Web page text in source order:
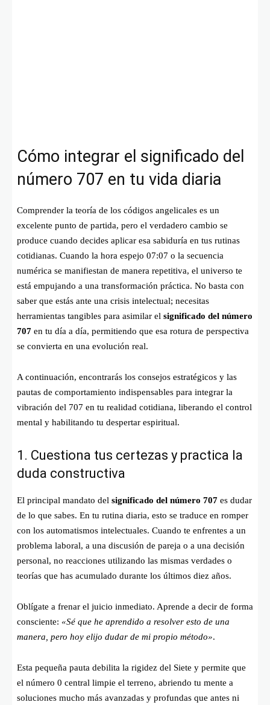
Cómo integrar el significado del
número 707 en tu vida diaria
Comprender la teoría de los códigos angelicales es un
excelente punto de partida, pero el verdadero cambio se
produce cuando decides aplicar esa sabiduría en tus rutinas
cotidianas. Cuando la hora espejo 07:07 o la secuencia
numérica se manifiestan de manera repetitiva, el universo te
está empujando a una transformación práctica. No basta con
saber que estás ante una crisis intelectual; necesitas
herramientas tangibles para asimilar el significado del número
707 en tu día a día, permitiendo que esa rotura de perspectiva
se convierta en una evolución real.
A continuación, encontrarás los consejos estratégicos y las
pautas de comportamiento indispensables para integrar la
vibración del 707 en tu realidad cotidiana, liberando el control
mental y habilitando tu despertar espiritual.
1. Cuestiona tus certezas y practica la
duda constructiva
El principal mandato del significado del número 707 es dudar
de lo que sabes. En tu rutina diaria, esto se traduce en romper
con los automatismos intelectuales. Cuando te enfrentes a un
problema laboral, a una discusión de pareja o a una decisión
personal, no reacciones utilizando las mismas verdades o
teorías que has acumulado durante los últimos diez años.
Oblígate a frenar el juicio inmediato. Aprende a decir de forma
consciente: «Sé que he aprendido a resolver esto de una
manera, pero hoy elijo dudar de mi propio método».
Esta pequeña pauta debilita la rigidez del Siete y permite que
el número 0 central limpie el terreno, abriendo tu mente a
soluciones mucho más avanzadas y profundas que antes ni